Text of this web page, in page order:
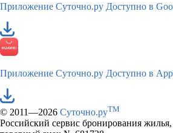
Приложение Суточно.ру Доступно в
Приложение Суточно.ру Доступно в
© 2011—2026 Суточно.руTM
Российский сервис бронирования